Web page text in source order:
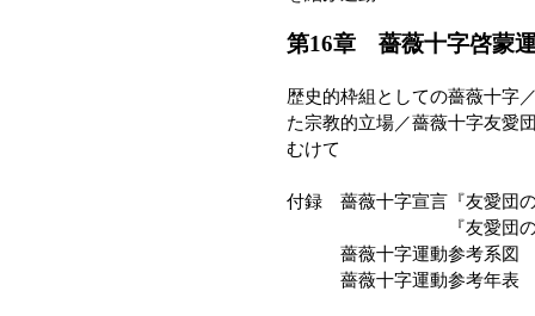
第16章 薔薇十字啓
歴史的枠組としての薔薇十字
た宗教的立場／薔薇十字友愛
むけて
付録 薔薇十字宣言『友愛団
『友愛団の告
薔薇十字運動参考系図
薔薇十字運動参考年表